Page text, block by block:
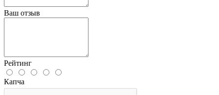
Ваш отзыв
Рейтинг
Капча